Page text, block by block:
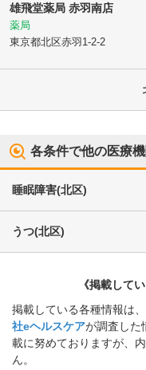
雄飛堂薬局 赤羽南店
薬局
東京都北区赤羽1-2-2
各条件で他の医療
睡眠障害(北区)
うつ(北区)
《掲載して
掲載している各種情報は
社eヘルスケアが調査した
載に努めておりますが、
ん。